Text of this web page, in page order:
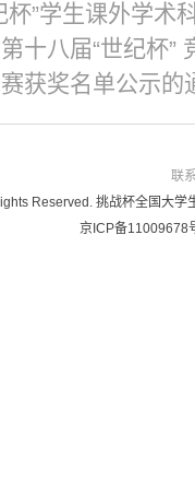
杯”学生课外学术
十八届“世纪杯”
获奖名单公示的
联
Reserved. 挑战杯全国大学
京ICP备11009678